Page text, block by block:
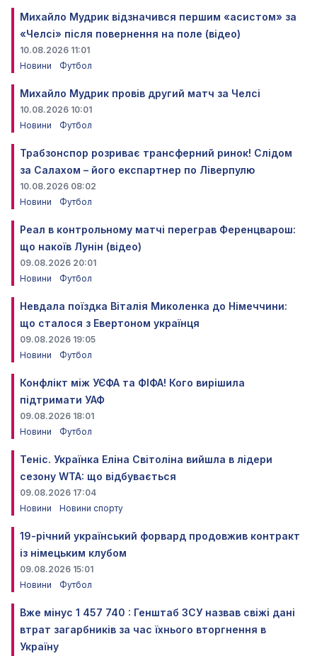
Михайло Мудрик відзначився першим «асистом» за
«Челсі» після повернення на поле (відео)
10.08.2026 11:01
Новини
Футбол
Михайло Мудрик провів другий матч за Челсі
10.08.2026 10:01
Новини
Футбол
Трабзонспор розриває трансферний ринок! Слідом
за Салахом – його експартнер по Ліверпулю
10.08.2026 08:02
Новини
Футбол
Реал в контрольному матчі переграв Ференцварош:
що накоїв Лунін (відео)
09.08.2026 20:01
Новини
Футбол
Невдала поїздка Віталія Миколенка до Німеччини:
що сталося з Евертоном українця
09.08.2026 19:05
Новини
Футбол
Конфлікт між УЄФА та ФІФА! Кого вирішила
підтримати УАФ
09.08.2026 18:01
Новини
Футбол
Теніс. Українка Еліна Світоліна вийшла в лідери
сезону WTA: що відбувається
09.08.2026 17:04
Новини
Новини спорту
19-річний український форвард продовжив контракт
із німецьким клубом
09.08.2026 15:01
Новини
Футбол
Вже мінус 1 457 740 : Генштаб ЗСУ назвав свіжі дані
втрат загарбників за час їхнього вторгнення в
Україну